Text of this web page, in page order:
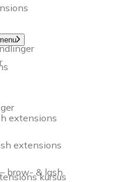
extensions
extensions
brow- & lash
kursus